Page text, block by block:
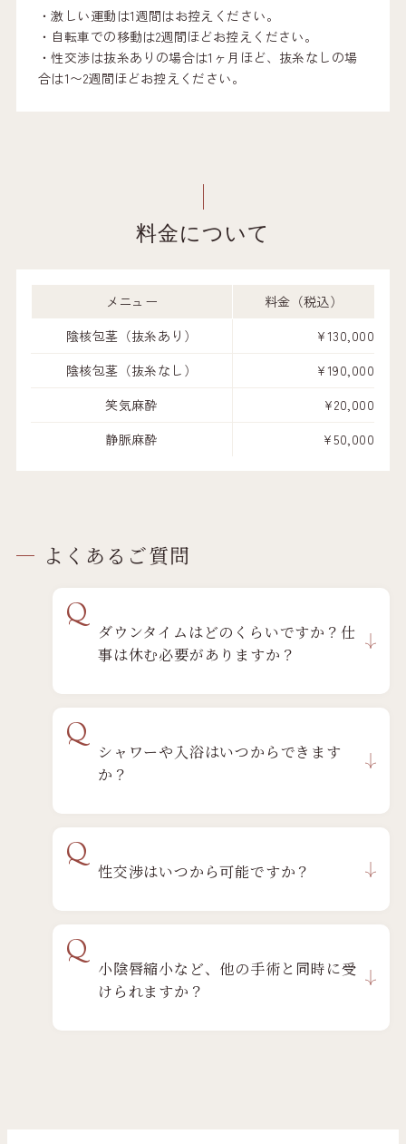
・激しい運動は1週間はお控えください。
・自転車での移動は2週間ほどお控えください。
・性交渉は抜糸ありの場合は1ヶ月ほど、抜糸なしの場
合は1〜2週間ほどお控えください。
料金について
メニュー
料金（税込）
陰核包茎（抜糸あり）
¥130,000
陰核包茎（抜糸なし）
¥190,000
笑気麻酔
¥20,000
静脈麻酔
¥50,000
よくあるご質問
Q
ダウンタイムはどのくらいですか？仕
事は休む必要がありますか？
Q
シャワーや入浴はいつからできます
か？
Q 性交渉はいつから可能ですか？
Q
小陰唇縮小など、他の手術と同時に受
けられますか？